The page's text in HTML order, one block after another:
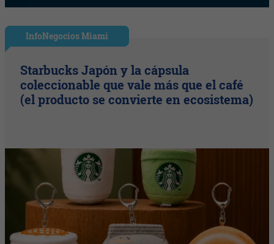
InfoNegocios Miami
Starbucks Japón y la cápsula
coleccionable que vale más que el café
(el producto se convierte en ecosistema)